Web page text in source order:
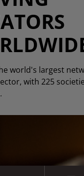
world's largest
with 225